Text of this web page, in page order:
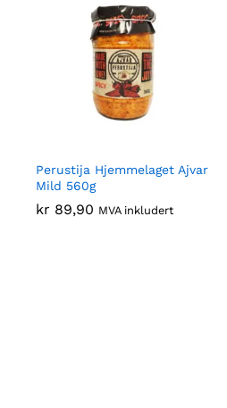
Perustija Hjemmelaget Ajvar
Mild 560g
kr 89,90 MVA inkludert